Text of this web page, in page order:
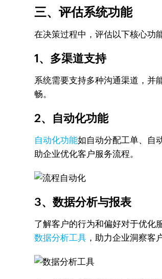
三、评估系统功能
在决策过程中，评估以下核心功
1、多渠道支持
系统需要支持多种沟通渠道，并
畅。
2、自动化功能
自动化功能如自动分配工单、自
助企业优化客户服务流程。
3、数据分析与报表
了解客户的行为和偏好对于优化
数据分析工具 ，助力企业洞察客